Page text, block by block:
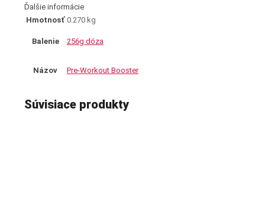
Ďalšie informácie
Hmotnosť 0.270 kg
Balenie 256g dóza
Názov Pre-Workout Booster
Súvisiace produkty